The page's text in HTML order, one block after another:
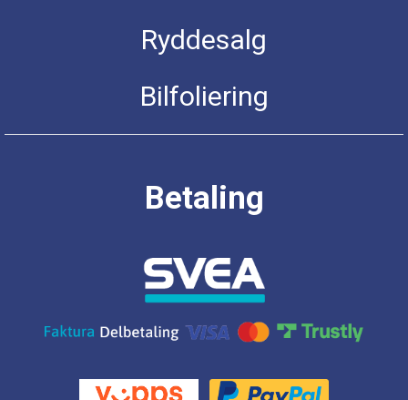
Ryddesalg
Bilfoliering
Betaling